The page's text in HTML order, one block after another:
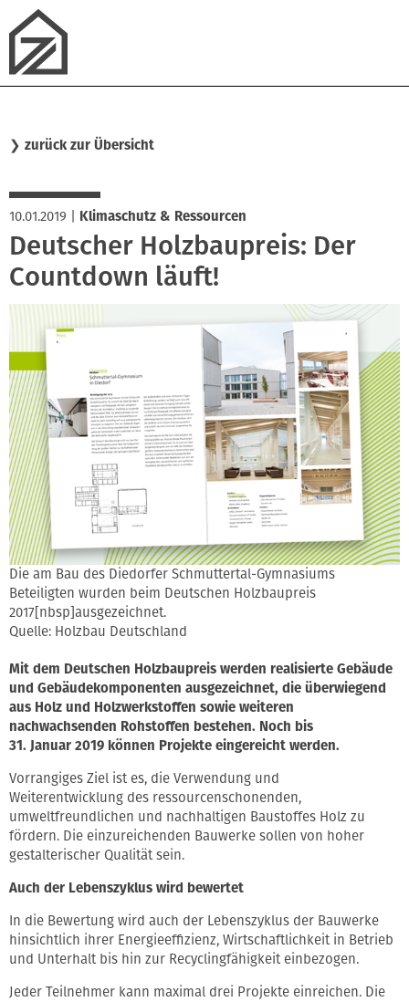
❯ zurück zur Übersicht
10.01.2019 Klimaschutz & Ressourcen
Deutscher Holzbaupreis: Der
Countdown läuft!
Die am Bau des Diedorfer Schmuttertal-Gymnasiums
Beteiligten wurden beim Deutschen Holzbaupreis
2017[nbsp]ausgezeichnet.
Quelle: Holzbau Deutschland
Mit dem Deutschen Holzbaupreis werden realisierte Gebäude
und Gebäudekomponenten ausgezeichnet, die überwiegend
aus Holz und Holzwerkstoffen sowie weiteren
nachwachsenden Rohstoffen bestehen. Noch bis
31. Januar 2019 können Projekte eingereicht werden.
Vorrangiges Ziel ist es, die Verwendung und
Weiterentwicklung des ressourcenschonenden,
umweltfreundlichen und nachhaltigen Baustoffes Holz zu
fördern. Die einzureichenden Bauwerke sollen von hoher
gestalterischer Qualität sein.
Auch der Lebenszyklus wird bewertet
In die Bewertung wird auch der Lebenszyklus der Bauwerke
hinsichtlich ihrer Energieeffizienz, Wirtschaftlichkeit in Betrieb
und Unterhalt bis hin zur Recyclingfähigkeit einbezogen.
Jeder Teilnehmer kann maximal drei Projekte einreichen. Die